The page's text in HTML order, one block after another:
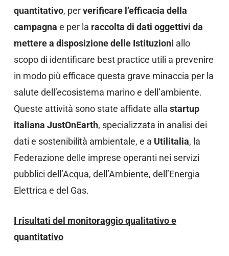
quantitativo, perverificare l’efficacia della
campagna e per la raccolta di dati oggettivi da
mettere a disposizione delle Istituzioni allo
scopo di identificare best practice utili a prevenire
in modo più efficace questa grave minaccia per la
salute dell’ecosistema marino e dell’ambiente.
Queste attività sono state affidate alla startup
italiana JustOnEarth, specializzata in analisi dei
dati e sostenibilità ambientale, e a Utilitalia, la
Federazione delle imprese operanti nei servizi
pubblici dell’Acqua, dell’Ambiente, dell’Energia
Elettrica e del Gas.
I risultati del monitoraggio qualitativo e
quantitativo